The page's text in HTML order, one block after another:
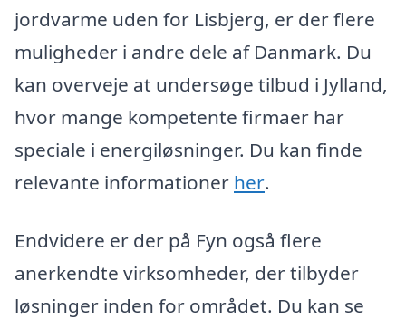
jordvarme uden for Lisbjerg, er der flere
muligheder i andre dele af Danmark. Du
kan overveje at undersøge tilbud i Jylland,
hvor mange kompetente firmaer har
speciale i energiløsninger. Du kan finde
relevante informationer her.
Endvidere er der på Fyn også flere
anerkendte virksomheder, der tilbyder
løsninger inden for området. Du kan se